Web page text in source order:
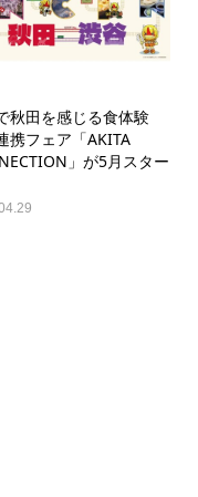
秋田を感じる食体験
携フェア「AKITA
」が5月スター